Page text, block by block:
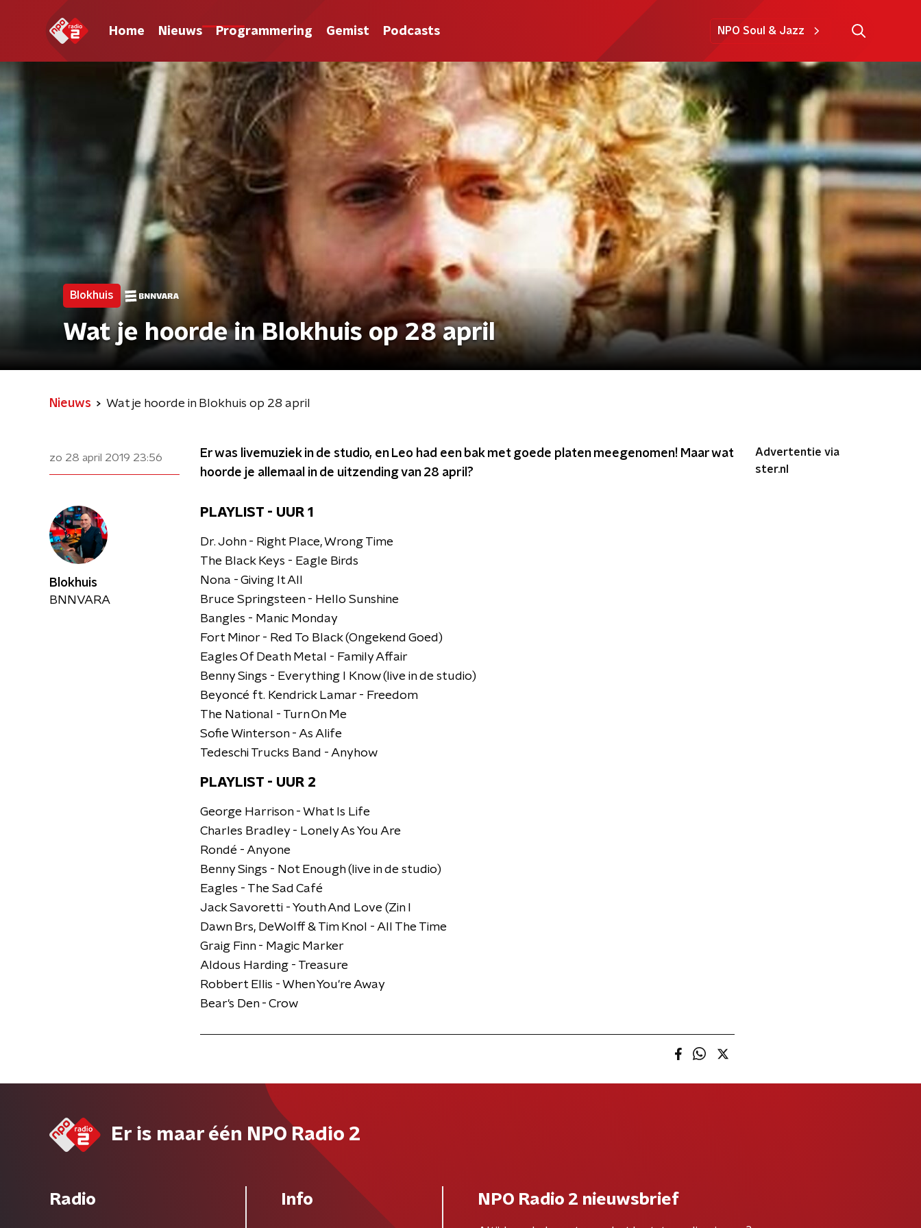
Home Nieuws Programmering Gemist Podcasts NPO Soul & Jazz
Blokhuis
Wat je hoorde in Blokhuis op 28 april
Nieuws Wat je hoorde in Blokhuis op 28 april
zo 28 april 2019 23:56
Er was livemuziek in de studio, en Leo had een bak met goede platen meegenomen! Maar wat
hoorde je allemaal in de uitzending van 28 april?
PLAYLIST - UUR 1
Dr. John - Right Place, Wrong Time
The Black Keys - Eagle Birds
Nona - Giving It All
Bruce Springsteen - Hello Sunshine
Bangles - Manic Monday
Fort Minor - Red To Black (Ongekend Goed)
Eagles Of Death Metal - Family Affair
Benny Sings - Everything I Know (live in de studio)
Beyoncé ft. Kendrick Lamar - Freedom
The National - Turn On Me
Sofie Winterson - As Alife
Tedeschi Trucks Band - Anyhow
PLAYLIST - UUR 2
George Harrison - What Is Life
Charles Bradley - Lonely As You Are
Rondé - Anyone
Benny Sings - Not Enough (live in de studio)
Eagles - The Sad Café
Jack Savoretti - Youth And Love (Zin I
Dawn Brs, DeWolff & Tim Knol - All The Time
Graig Finn - Magic Marker
Aldous Harding - Treasure
Robbert Ellis - When You're Away
Bear's Den - Crow
Advertentie via
ster.nl
Blokhuis
BNNVARA
Er is maar één NPO Radio 2
Radio Info NPO Radio 2 nieuwsbrief